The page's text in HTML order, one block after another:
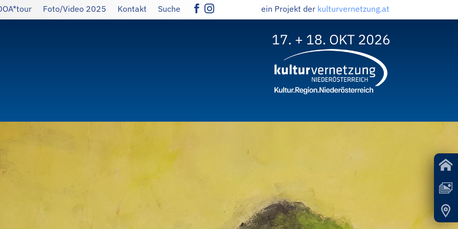
Foto/Video 2025 Kontakt Suche ein Projekt der kulturvernetzung.at